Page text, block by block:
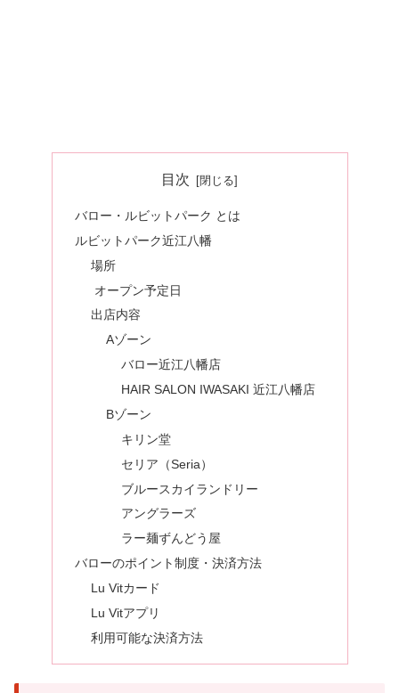
目次
バロー・ルビットパーク とは
ルビットパーク近江八幡
場所
オープン予定日
出店内容
Aゾーン
バロー近江八幡店
HAIR SALON IWASAKI 近江八幡店
Bゾーン
キリン堂
セリア（Seria）
ブルースカイランドリー
アングラーズ
ラー麺ずんどう屋
バローのポイント制度・決済方法
Lu Vitカード
Lu Vitアプリ
利用可能な決済方法